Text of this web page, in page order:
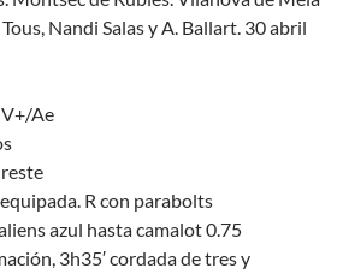
Tous, Nandi Salas y A. Ballart. 30 abril
V+/Ae
R con parabolts
azul hasta camalot 0.75
3h35′ cordada de tres y